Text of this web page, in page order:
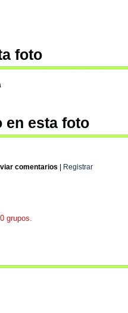
foto
en esta foto
comentarios Registrar
grupos.